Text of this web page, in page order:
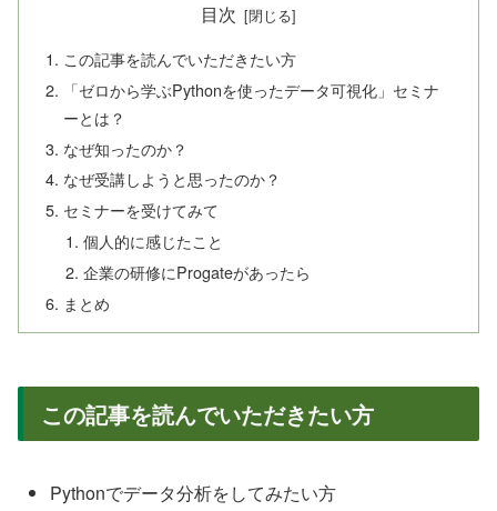
目次
この記事を読んでいただきたい方
「ゼロから学ぶPythonを使ったデータ可視化」セミナ
ーとは？
なぜ知ったのか？
なぜ受講しようと思ったのか？
セミナーを受けてみて
個人的に感じたこと
企業の研修にProgateがあったら
まとめ
この記事を読んでいただきたい方
Pythonでデータ分析をしてみたい方